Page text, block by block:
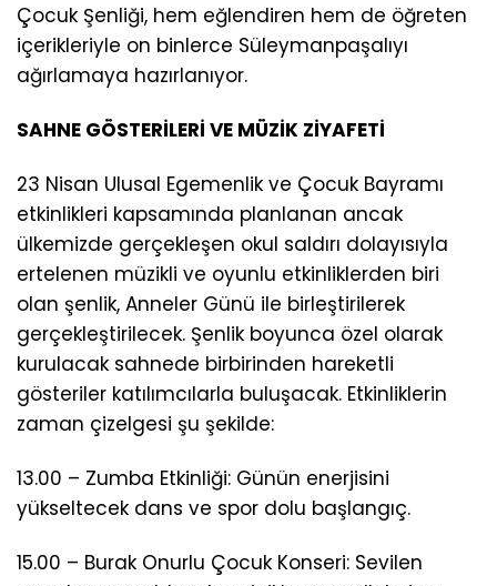
Çocuk Şenliği, hem eğlendiren hem de öğreten
içerikleriyle on binlerce Süleymanpaşalıyı
ağırlamaya hazırlanıyor.
SAHNE GÖSTERİLERİ VE MÜZİK ZİYAFETİ
23 Nisan Ulusal Egemenlik ve Çocuk Bayramı
etkinlikleri kapsamında planlanan ancak
ülkemizde gerçekleşen okul saldırı dolayısıyla
ertelenen müzikli ve oyunlu etkinliklerden biri
olan şenlik, Anneler Günü ile birleştirilerek
gerçekleştirilecek. Şenlik boyunca özel olarak
kurulacak sahnede birbirinden hareketli
gösteriler katılımcılarla buluşacak. Etkinliklerin
zaman çizelgesi şu şekilde:
13.00 – Zumba Etkinliği: Günün enerjisini
yükseltecek dans ve spor dolu başlangıç.
15.00 – Burak Onurlu Çocuk Konseri: Sevilen